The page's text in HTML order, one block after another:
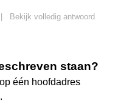
Bekijk volledig antwoord
staan?
één hoofdadres